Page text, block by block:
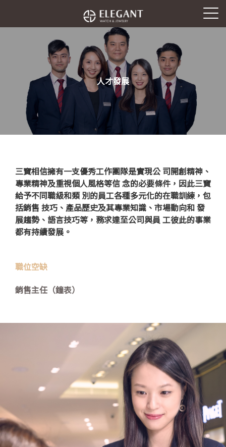
人才發展
三寶相信擁有一支優秀工作團隊是實現公 司開創精神、
專業精神及重視個人風格等信 念的必要條件，因此三寶
給予不同職級和類 別的員工各種多元化的在職訓練，包
括銷售 技巧、產品歷史及其專業知識、市場動向和 發
展趨勢、語言技巧等，務求達至公司與員 工彼此的事業
都有持續發展。
職位空缺
銷售主任（鐘表）